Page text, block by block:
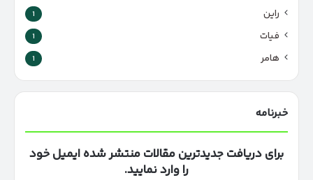
راین 1
فیات 1
هامر 1
خبرنامه
برای دریافت جدیدترین مقالات منتشر شده ایمیل خود
را وارد نمایید.